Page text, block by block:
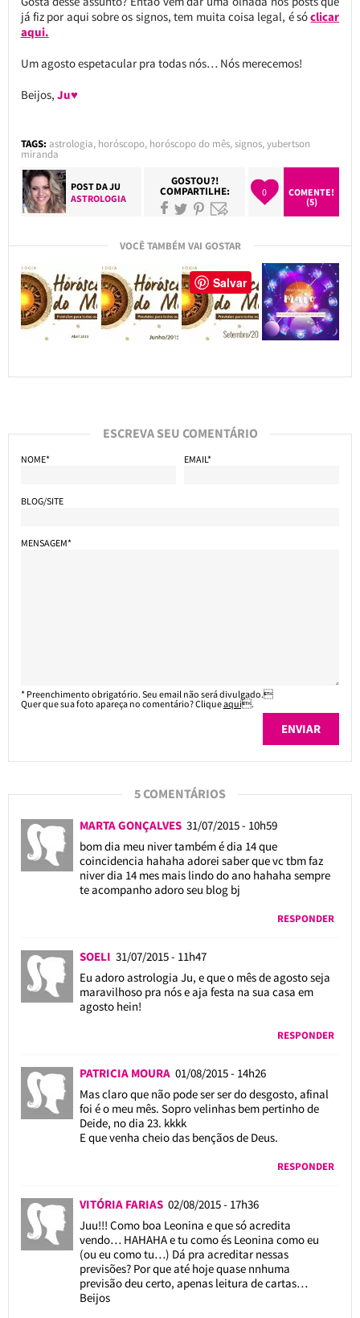
já fiz por aqui sobre os signos, tem muita coisa legal, é sóclicar
aqui.
Um agosto espetacular pra todas nós… Nós merecemos!
Beijos, Ju♥
TAGS: astrologia, horóscopo, horóscopo do mês,signos,yubertson
miranda
POST DAJU
ASTROLOGIA
GOSTOU?!
COMPARTILHE: 0
COMENTE!
(5)
VOCÊ TAMBÉM VAI GOSTAR
ESCREVA SEU COMENTÁRIO
NOME* EMAIL*
BLOG/SITE
MENSAGEM*
* Preenchimento obrigatório. Seu email não será divulgado.
Quer que sua foto apareça no comentário? Cliqueaqui.
5 COMENTÁRIOS
MARTA GONÇALVES 31/07/2015 - 10h59
bom dia meu niver também é dia 14 que
coincidencia hahaha adorei saber que vc tbm faz
niver dia 14 mes mais lindo do ano hahaha sempre
te acompanho adoro seu blog bj
RESPONDER
SOELI 31/07/2015 - 11h47
Eu adoro astrologia Ju, e que o mês de agosto seja
maravilhoso pra nós e aja festa na sua casa em
agosto hein!
RESPONDER
PATRICIA MOURA 01/08/2015 - 14h26
Mas claro que não pode ser ser do desgosto, afinal
foi é o meu mês. Sopro velinhas bem pertinho de
Deide, no dia 23. kkkk
E que venha cheio das bençãos de Deus.
RESPONDER
VITÓRIA FARIAS 02/08/2015 - 17h36
Juu!!! Como boa Leonina e que só acredita
vendo… HAHAHA e tu como és Leonina como eu
(ou eu como tu…) Dá pra acreditar nessas
previsões? Por que até hoje quase nnhuma
previsão deu certo, apenas leitura de cartas…
Beijos
Salvar